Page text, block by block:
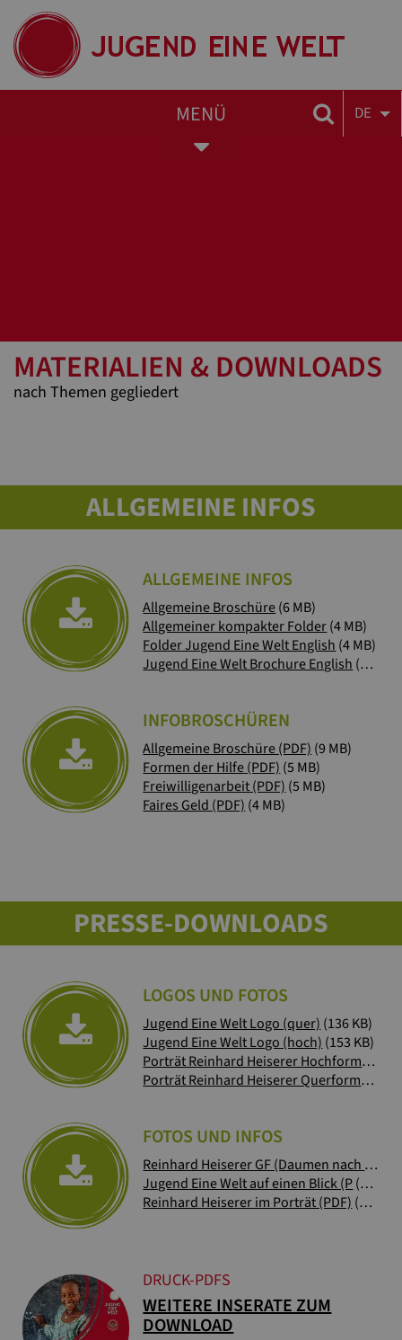
MENÜ DE
Toggle
MATERIALIEN & DOWNLOADS
nach Themen gegliedert
ALLGEMEINE INFOS
ALLGEMEINE INFOS
Allgemeine Broschüre(6 MB)
Allgemeiner kompakter Folder(4 MB)
Folder Jugend Eine Welt English (4 MB)
Jugend Eine Welt Brochure English (6 MB)
INFOBROSCHÜREN
Allgemeine Broschüre (PDF) (9 MB)
Formen der Hilfe (PDF) (5 MB)
Freiwilligenarbeit (PDF) (5 MB)
Faires Geld (PDF) (4 MB)
PRESSE-DOWNLOADS
LOGOS UND FOTOS
Jugend Eine Welt Logo (quer) (136 KB)
Jugend Eine Welt Logo (hoch) (153 KB)
Porträt Reinhard Heiserer Hochformat(2
Porträt Reinhard Heiserer Querformat(2
FOTOS UND INFOS
Reinhard Heiserer GF (Daumen nach o(1
Jugend Eine Welt auf einen Blick (P(67 KB)
Reinhard Heiserer im Porträt (PDF) (2 MB)
DRUCK-PDFS
WEITERE INSERATE ZUM
DOWNLOAD